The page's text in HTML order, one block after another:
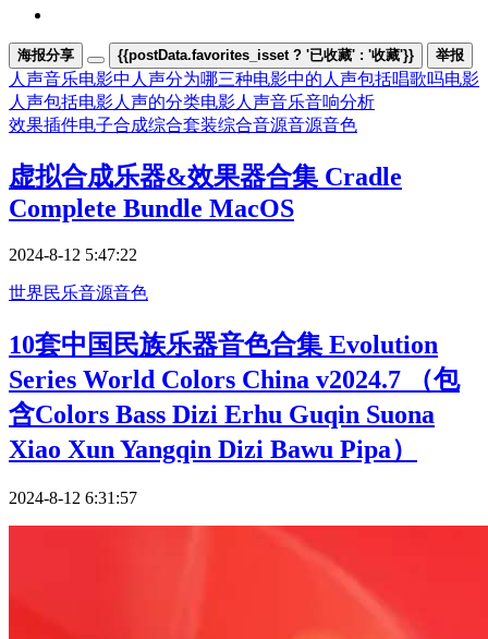
海报分享 {{postData.favorites_isset ? '已收藏' : '收藏'}} 举报
人声音乐电影中人声分为哪三种电影中的人声包括唱歌吗电影
人声包括电影人声的分类电影人声音乐音响分析
效果插件电子合成综合套装综合音源音源音色
虚拟合成乐器&效果器合集 Cradle
Complete Bundle MacOS
2024-8-12 5:47:22
世界民乐音源音色
10套中国民族乐器音色合集 Evolution
Series World Colors China v2024.7 （包
含Colors Bass Dizi Erhu Guqin Suona
Xiao Xun Yangqin Dizi Bawu Pipa）
2024-8-12 6:31:57